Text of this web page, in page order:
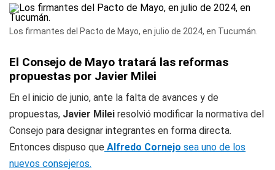
Los firmantes del Pacto de Mayo, en julio de 2024, en Tucumán.
El Consejo de Mayo tratará las reformas
propuestas por Javier Milei
En el inicio de junio, ante la falta de avances y de
propuestas, Javier Milei resolvió modificar la normativa del
Consejo para designar integrantes en forma directa.
Entonces dispuso que Alfredo Cornejo sea uno de los
nuevos consejeros.